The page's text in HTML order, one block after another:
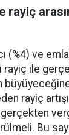
rayiç
(%4) ve
rayiç ile
rayiç
Bu